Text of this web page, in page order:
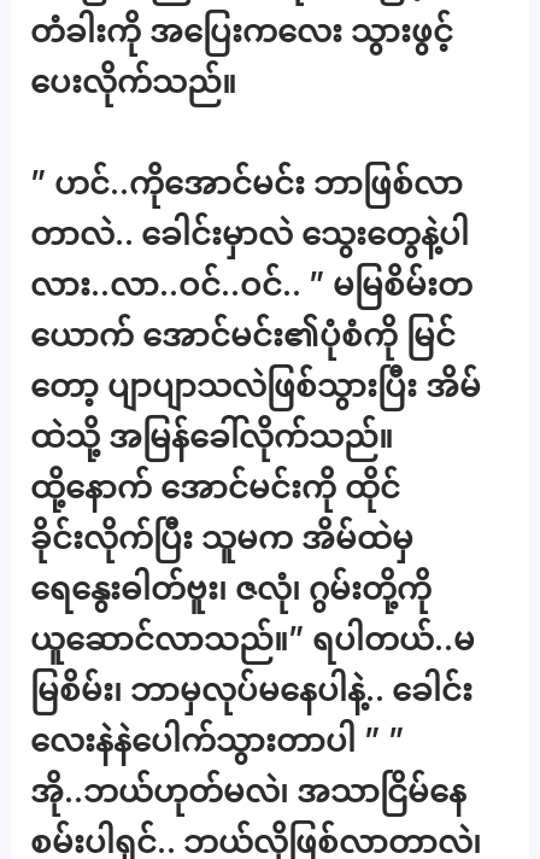
တံခါးကို အပြေးကလေး သွားဖွင့်
ပေးလိုက်သည်။
” ဟင်..ကိုအောင်မင်း ဘာဖြစ်လာ
တာလဲ.. ခေါင်းမှာလဲ သွေးတွေနဲ့ပါ
လား..လာ..ဝင်..ဝင်.. ” မမြစိမ်းတ
ယောက် အောင်မင်း၏ပုံစံကို မြင်
တော့ ပျာပျာသလဲဖြစ်သွားပြီး အိမ်
ထဲသို့ အမြန်ခေါ်လိုက်သည်။
ထို့နောက် အောင်မင်းကို ထိုင်
ခိုင်းလိုက်ပြီး သူမက အိမ်ထဲမှ
ရေနွေးဓါတ်ဗူး၊ ဇလုံ၊ ဂွမ်းတို့ကို
ယူဆောင်လာသည်။” ရပါတယ်..မ
မြစိမ်း၊ ဘာမှလုပ်မနေပါနဲ့.. ခေါင်း
လေးနဲနဲပေါက်သွားတာပါ ” ”
အို..ဘယ်ဟုတ်မလဲ၊ အသာငြိမ်နေ
စမ်းပါရှင်.. ဘယ်လိုဖြစ်လာတာလဲ၊